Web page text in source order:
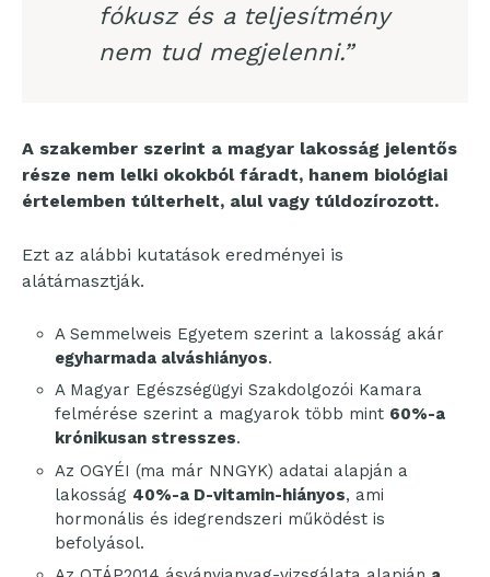
fókusz és a teljesítmény
nem tud megjelenni.”
A szakember szerint a magyar lakosság jelentős
része nem lelki okokból fáradt, hanem biológiai
értelemben túlterhelt, alul vagy túldozírozott.
Ezt az alábbi kutatások eredményei is
alátámasztják.
A Semmelweis Egyetem szerint a lakosság akár
egyharmada alváshiányos.
A Magyar Egészségügyi Szakdolgozói Kamara
felmérése szerint a magyarok több mint 60%-a
krónikusan stresszes.
Az OGYÉI (ma már NNGYK) adatai alapján a
lakosság 40%-a D-vitamin-hiányos, ami
hormonális és idegrendszeri működést is
befolyásol.